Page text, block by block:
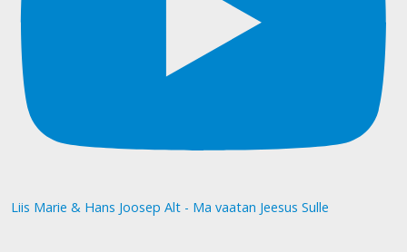
Liis Marie & Hans Joosep Alt - Ma vaatan Jeesus Sulle